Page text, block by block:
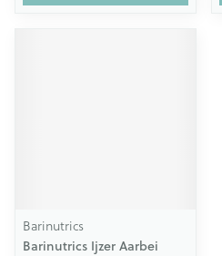
Barinutrics
Barinutrics Ijzer Aarbei